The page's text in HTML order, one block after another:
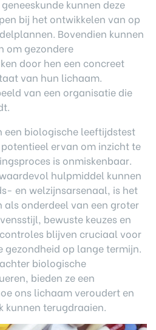
kunnen deze
bij het ontwikkelen van op
Bovendien kunnen
om gezondere
door hen een concreet
van hun lichaam.
van een organisatie die
een biologische leeftijdstest
ervan om inzicht te
is onmiskenbaar.
hulpmiddel kunnen
en welzijnsarsenaal, is het
als onderdeel van een groter
bewuste keuzes en
blijven cruciaal voor
gezondheid op lange termijn.
biologische
bieden ze een
ons lichaam veroudert en
kunnen terugdraaien.